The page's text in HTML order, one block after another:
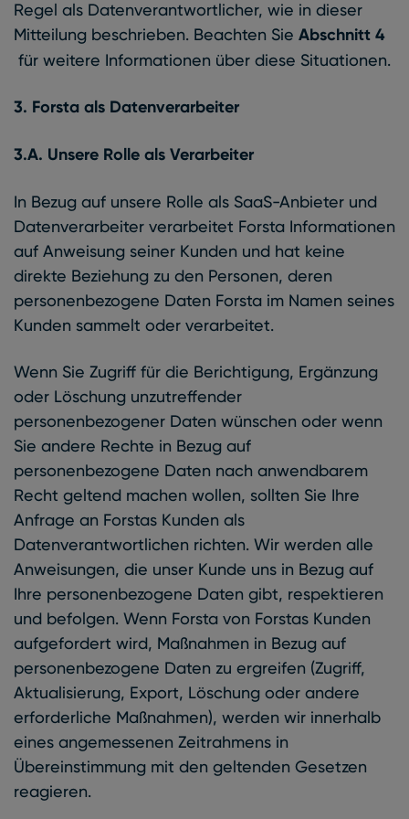
Regel als Datenverantwortlicher, wie in dieser
Mitteilung beschrieben. Beachten Sie Abschnitt 4
für weitere Informationen über diese Situationen.
3. Forsta als Datenverarbeiter
3.A. Unsere Rolle als Verarbeiter
In Bezug auf unsere Rolle als SaaS-Anbieter und
Datenverarbeiter verarbeitet Forsta Informationen
auf Anweisung seiner Kunden und hat keine
direkte Beziehung zu den Personen, deren
personenbezogene Daten Forsta im Namen seines
Kunden sammelt oder verarbeitet.
Wenn Sie Zugriff für die Berichtigung, Ergänzung
oder Löschung unzutreffender
personenbezogener Daten wünschen oder wenn
Sie andere Rechte in Bezug auf
personenbezogene Daten nach anwendbarem
Recht geltend machen wollen, sollten Sie Ihre
Anfrage an Forstas Kunden als
Datenverantwortlichen richten. Wir werden alle
Anweisungen, die unser Kunde uns in Bezug auf
Ihre personenbezogene Daten gibt, respektieren
und befolgen. Wenn Forsta von Forstas Kunden
aufgefordert wird, Maßnahmen in Bezug auf
personenbezogene Daten zu ergreifen (Zugriff,
Aktualisierung, Export, Löschung oder andere
erforderliche Maßnahmen), werden wir innerhalb
eines angemessenen Zeitrahmens in
Übereinstimmung mit den geltenden Gesetzen
reagieren.